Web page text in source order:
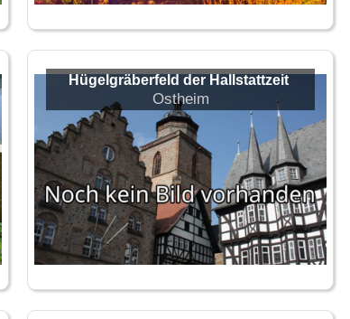
Hügelgräberfeld der Hallstattzeit
Ostheim